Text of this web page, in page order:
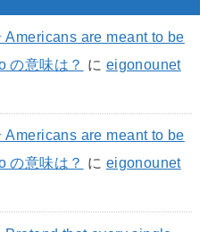
are meant to be
の意味は？ に eigonounet
are meant to be
の意味は？ に eigonounet